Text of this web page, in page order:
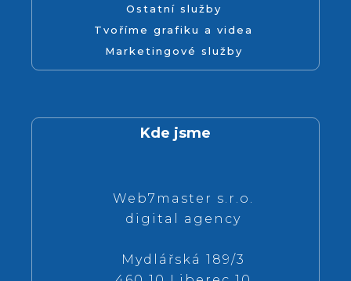
Ostatní služby
Tvoříme grafiku a videa
Marketingové služby
Kde jsme
Web7master s.r.o.
digital agency
Mydlářská 189/3